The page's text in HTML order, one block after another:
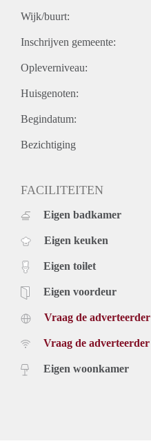
Wijk/buurt:
Inschrijven gemeente:
Opleverniveau:
Huisgenoten:
Begindatum:
Bezichtiging
FACILITEITEN
Eigen badkamer
Eigen keuken
Eigen toilet
Eigen voordeur
Vraag de adverteerder
Vraag de adverteerder
Eigen woonkamer